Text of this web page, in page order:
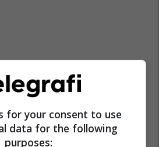
for your consent to use
data for the following
purposes: